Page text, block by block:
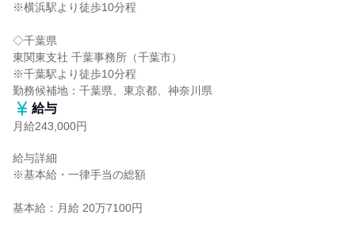
※横浜駅より徒歩10分程
◇千葉県
東関東支社 千葉事務所（千葉市）
※千葉駅より徒歩10分程
勤務候補地：千葉県、東京都、神奈川県
給与
月給243,000円
給与詳細
※基本給・一律手当の総額
基本給：月給 20万7100円